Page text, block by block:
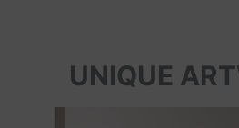
UNIQUE